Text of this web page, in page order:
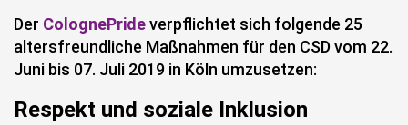
Der ColognePrideverpflichtet sich folgende 25
altersfreundliche Maßnahmen für den CSD vom 22.
Juni bis 07. Juli 2019 in Köln umzusetzen:
Respekt und soziale Inklusion